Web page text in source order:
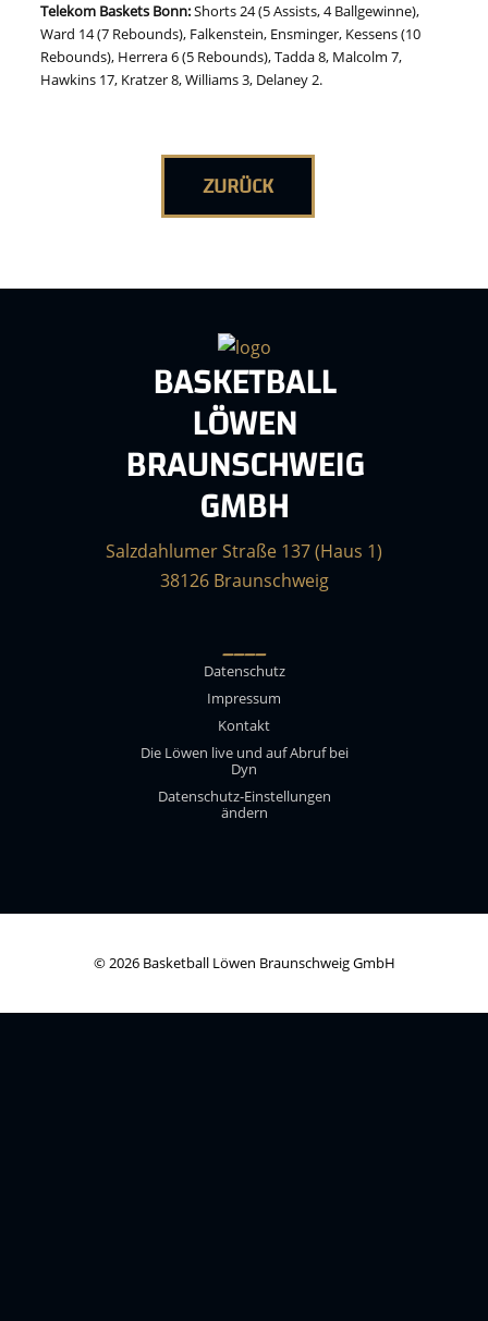
Telekom Baskets Bonn:Shorts 24 (5 Assists, 4 Ballgewinne),
Ward 14 (7 Rebounds), Falkenstein, Ensminger, Kessens (10
Rebounds), Herrera 6 (5 Rebounds), Tadda 8, Malcolm 7,
Hawkins 17, Kratzer 8, Williams 3, Delaney 2.
ZURÜCK
BASKETBALL
LÖWEN
BRAUNSCHWEIG
GMBH
Salzdahlumer Straße 137 (Haus 1)
38126 Braunschweig
____
Datenschutz
Impressum
Kontakt
Die Löwen live und auf Abruf bei
Dyn
Datenschutz-Einstellungen
ändern
© 2026 Basketball Löwen Braunschweig GmbH